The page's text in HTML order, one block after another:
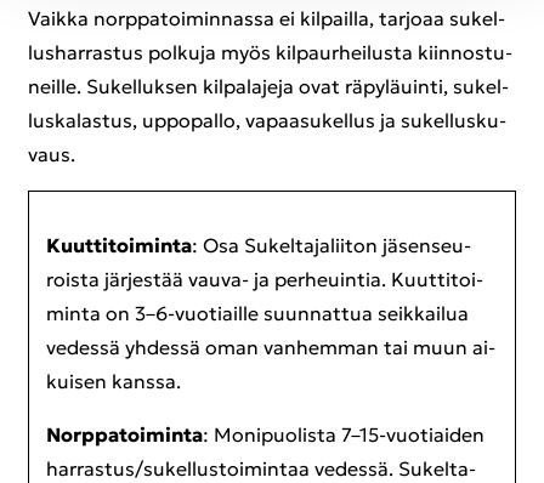
Vaik­ka norp­pa­toi­min­nas­sa ei kil­pail­la, tar­jo­aa su­kel­
lus­har­ras­tus pol­ku­ja myös kil­paur­hei­lus­ta kiin­nos­tu­
neil­le. Su­kel­luk­sen kil­pa­la­je­ja ovat rä­py­lä­uin­ti, su­kel­
lus­ka­las­tus, up­po­pal­lo, va­paa­su­kel­lus ja su­kel­lus­ku­
vaus.
Kuut­ti­toi­min­ta: Osa Su­kel­ta­ja­lii­ton jä­sen­seu­
rois­ta jär­jes­tää vauva-​ ja per­heuin­tia. Kuut­ti­toi­
min­ta on 3–6-​vuotiaille suun­nat­tua seik­kai­lua
ve­des­sä yh­des­sä oman van­hem­man tai muun ai­
kui­sen kans­sa.
Norp­pa­toi­min­ta: Mo­ni­puo­lis­ta 7–15-​vuotiaiden
har­ras­tus/su­kel­lus­toi­min­taa ve­des­sä. Su­kel­ta­